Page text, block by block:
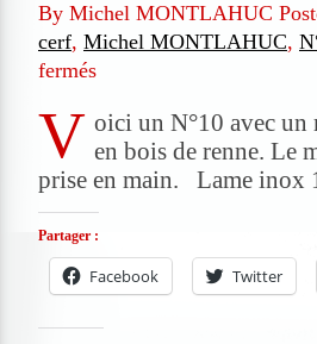
By Michel MONTLAHUC
cerf, Michel MONTLAHUC,
fermés
N°10
de
cerf
et
bois
de
V oici un N°10 avec un
en bois de renne. Le
prise en main. Lame inox
Partager :
Facebook Twitter